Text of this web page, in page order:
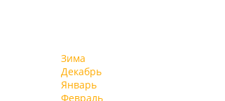
собственная скважина с
схожей по своим качествам
Мертвого моря.
Первый 7-этажный корпус,
рассчитан на 300 человек.
этажное здание в
усадьбы ХIХ века. Просторные
Зима
Декабрь
Январь
Февраль